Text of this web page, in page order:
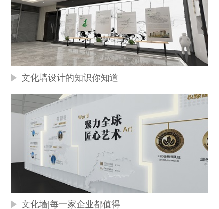
文化墙设计的知识你知道
文化墙|每一家企业都值得